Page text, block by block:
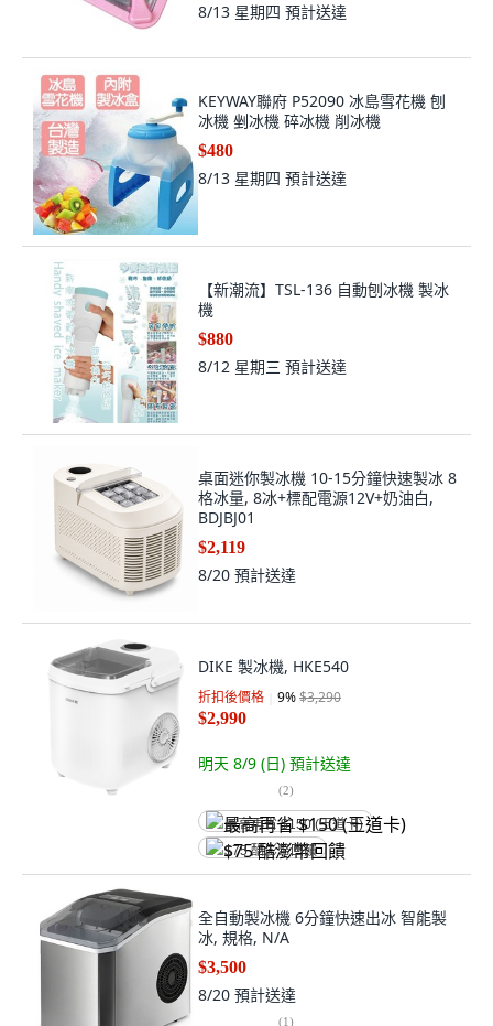
8/13 星期四 預計送達
KEYWAY聯府 P52090 冰島雪花機 刨
冰機 剉冰機 碎冰機 削冰機
$480
8/13 星期四 預計送達
【新潮流】TSL-136 自動刨冰機 製冰
機
$880
8/12 星期三 預計送達
桌面迷你製冰機 10-15分鐘快速製冰 8
格冰量, 8冰+標配電源12V+奶油白,
BDJBJ01
$2,119
8/20 預計送達
DIKE 製冰機, HKE540
折扣後價格 9%$3,290
$2,990
明天 8/9 (日) 預計送達
(2)
最高再省 $150 (王道卡)
$75 酷澎幣回饋
全自動製冰機 6分鐘快速出冰 智能製
冰, 規格, N/A
$3,500
8/20 預計送達
(1)